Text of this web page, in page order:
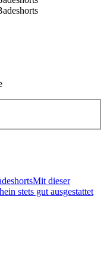
dieser
stets gut ausgestattet